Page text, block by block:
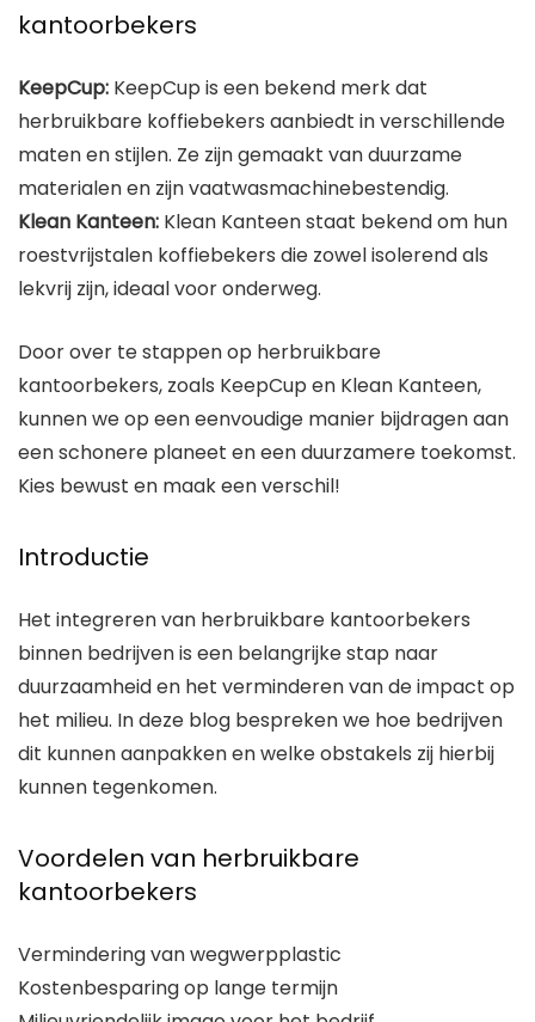
kantoorbekers
KeepCup: KeepCup is een bekend merk dat
herbruikbare koffiebekers aanbiedt in verschillende
maten en stijlen. Ze zijn gemaakt van duurzame
materialen en zijn vaatwasmachinebestendig.
Klean Kanteen: Klean Kanteen staat bekend om hun
roestvrijstalen koffiebekers die zowel isolerend als
lekvrij zijn, ideaal voor onderweg.
Door over te stappen op herbruikbare
kantoorbekers, zoals KeepCup en Klean Kanteen,
kunnen we op een eenvoudige manier bijdragen aan
een schonere planeet en een duurzamere toekomst.
Kies bewust en maak een verschil!
Introductie
Het integreren van herbruikbare kantoorbekers
binnen bedrijven is een belangrijke stap naar
duurzaamheid en het verminderen van de impact op
het milieu. In deze blog bespreken we hoe bedrijven
dit kunnen aanpakken en welke obstakels zij hierbij
kunnen tegenkomen.
Voordelen van herbruikbare
kantoorbekers
Vermindering van wegwerpplastic
Kostenbesparing op lange termijn